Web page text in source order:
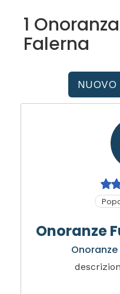
1
Falerna
NUOVO
Onoranze
Onoranze